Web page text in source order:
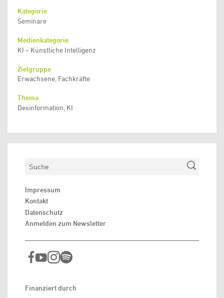
Kategorie
Seminare
Medienkategorie
KI – Künstliche Intelligenz
Zielgruppe
Erwachsene, Fachkräfte
Thema
Desinformation, KI
Suchen
Impressum
Kontakt
Datenschutz
Anmelden zum Newsletter
Finanziert durch